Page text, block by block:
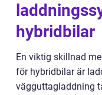
hybridbilar
En viktig skillnad
för hybridbilar är
vägguttagladdning